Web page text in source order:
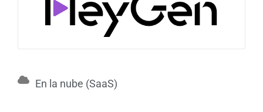
En la nube (SaaS)